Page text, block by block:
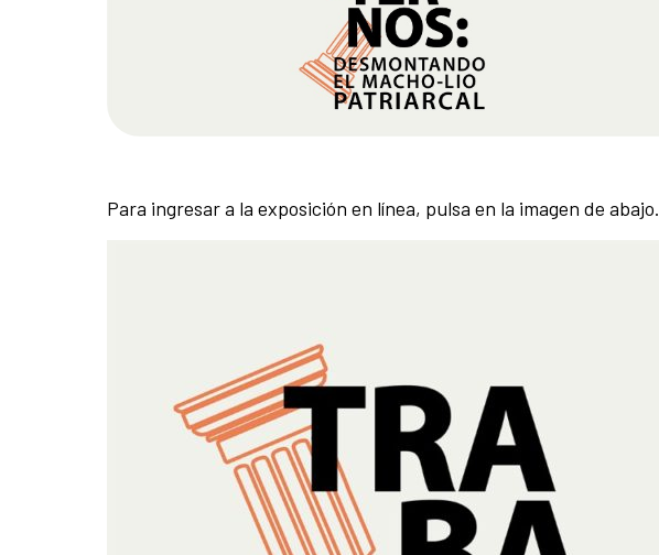
Para ingresar a la exposición en línea, pulsa en la imagen de abajo.